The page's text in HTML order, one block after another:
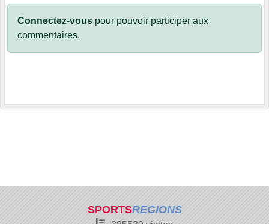
Connectez-vous pour pouvoir participer aux
commentaires.
SPORTSREGIONS